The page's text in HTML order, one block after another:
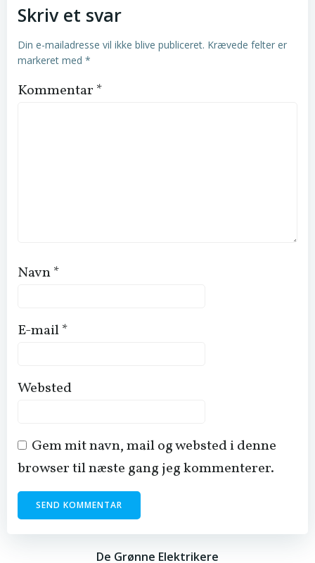
Skriv et svar
Din e-mailadresse vil ikke blive publiceret. Krævede felter er
markeret med *
Kommentar *
Navn*
E-mail*
Websted
Gem mit navn, mail og websted i denne
browser til næste gang jeg kommenterer.
De Grønne Elektrikere